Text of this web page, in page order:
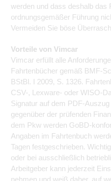
werden und dass deshalb das
ordnungsgemäßer Führung
Vermeiden Sie böse
Vorteile von Vimcar
Vimcar erfüllt alle
Fahrtenbücher gemäß BMF-
BStBl. I 2009, S. 1326.
CSV-, Lexware- oder WISO-
Signatur auf dem PDF-
gegenüber der prüfenden
dem Pkw werden GoBD-
Angaben im Fahrtenbuch
Tagen festgeschrieben.
oder bei ausschließlich
Arbeitgeber kann jederzeit
nehmen und weiß daher, auf